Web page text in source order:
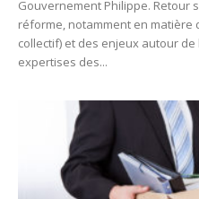
Gouvernement Philippe. Retour
réforme, notamment en matière
collectif) et des enjeux autour
expertises des...